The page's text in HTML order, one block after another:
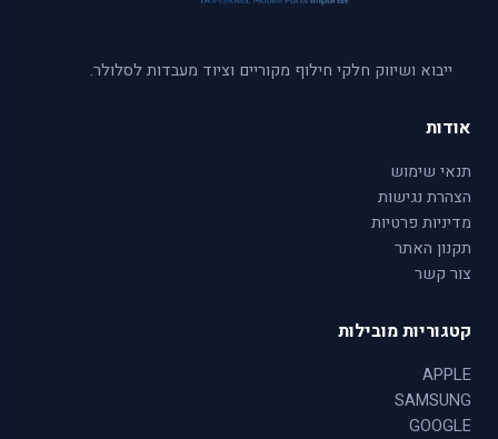
ייבוא ושיווק חלקי חילוף מקוריים וציוד מעבדות לסלולר.
אודות
תנאי שימוש
הצהרת נגישות
מדיניות פרטיות
תקנון האתר
צור קשר
קטגוריות מובילות
APPLE
SAMSUNG
GOOGLE